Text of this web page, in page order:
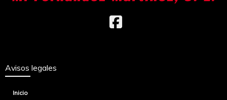
Avisos legales
Inicio